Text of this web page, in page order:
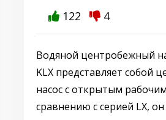
122 4
Водяной центробежный
KLX представляет собой
насос с открытым
сравнению с серией LX,